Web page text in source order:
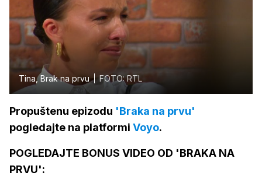
Tina, Brak na prvu FOTO: RTL
Propuštenu epizodu 'Braka na prvu'
pogledajte na platformi Voyo.
POGLEDAJTE BONUS VIDEO OD 'BRAKA NA
PRVU':